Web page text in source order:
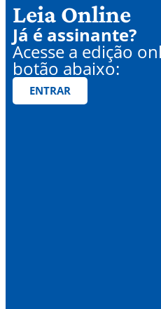
Leia Online
Já é assinante?
Acesse a edição
botão abaixo:
ENTRAR